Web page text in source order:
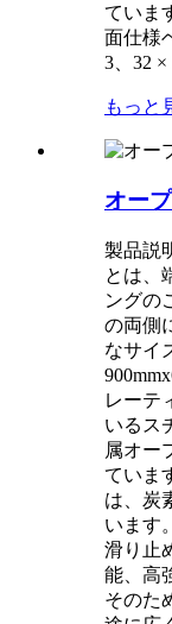
ていま
面仕様
3、32 ×
もっと
オー
製品説
とは、
ングの
の両側
なサイ
レーテ
いるス
属オー
ていま
は、炭
います
滑り止
能、高
そのた